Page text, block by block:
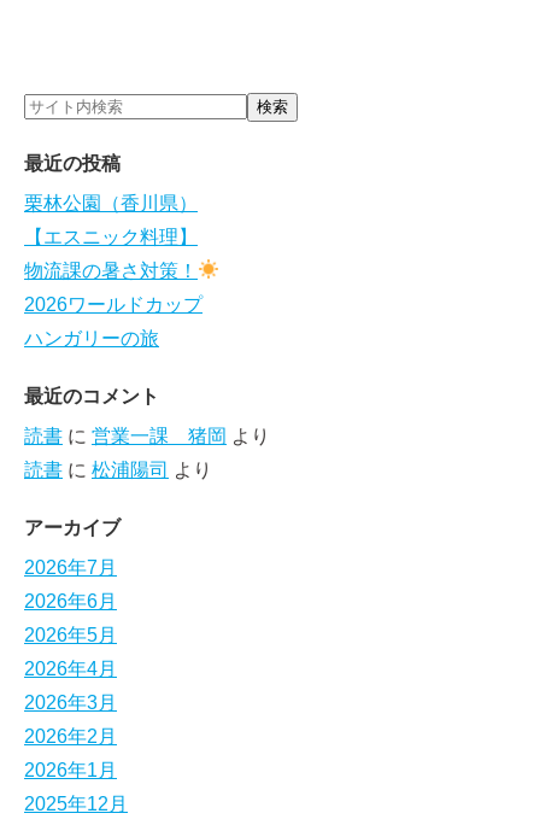
最近の投稿
栗林公園（香川県）
【エスニック料理】
物流課の暑さ対策！
2026ワールドカップ
ハンガリーの旅
最近のコメント
読書 に 営業一課 猪岡 より
読書 に 松浦陽司 より
アーカイブ
2026年7月
2026年6月
2026年5月
2026年4月
2026年3月
2026年2月
2026年1月
2025年12月